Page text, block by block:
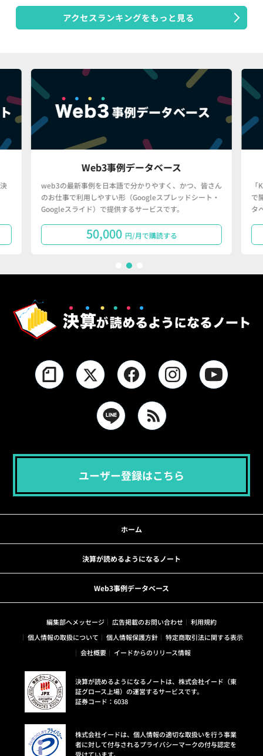
アクセスランキングをもっと見る
Web3事例データベース
web3の最新事例を日本語で分かりやすく、かつ、皆さん
のお仕事で利用しやすい形（Googleスプレッドシート・
Googleスライド）で提供するサービスです。
50,000 円/月で購読する
で
タ
ユーザー登録はこちら
ホーム
決算が読めるようになるノート
Web3事例データベース
編集部へメッセージ 広告掲載のお問い合わせ
利用規約
個人情報の取扱について
個人情報保護方針
特定商取引法に関する表示
会社概要
イードからのリリース情報
決算が読めるようになるノートは、株式会社イード（東
証グロース上場）の運営するサービスです。
証券コード：6038
株式会社イードは、個人情報の適切な取扱いを行う事業
者に対して付与されるプライバシーマークの付与認定を